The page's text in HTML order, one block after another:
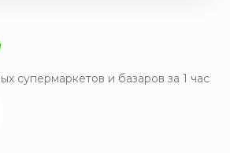
супермаркетов и базаров за 1 час